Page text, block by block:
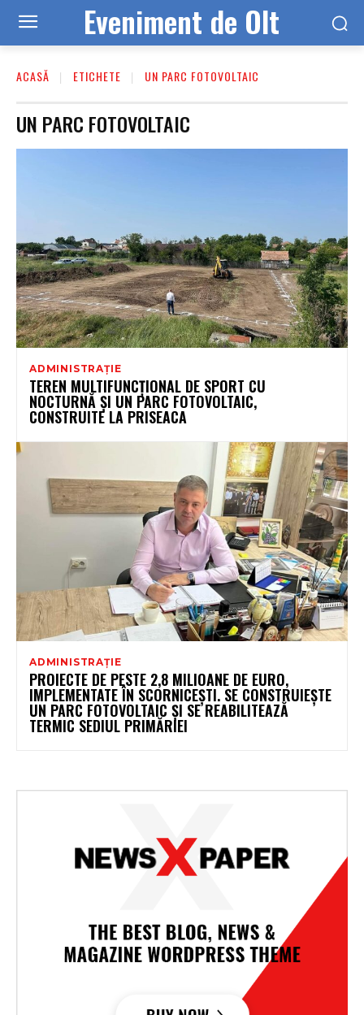
Eveniment de Olt
ACASĂ ETICHETE UN PARC FOTOVOLTAIC
UN PARC FOTOVOLTAIC
ADMINISTRAȚIE
TEREN MULTIFUNCȚIONAL DE SPORT CU
NOCTURNĂ ȘI UN PARC FOTOVOLTAIC,
CONSTRUITE LA PRISEACA
ADMINISTRAȚIE
PROIECTE DE PESTE 2,8 MILIOANE DE EURO,
IMPLEMENTATE ÎN SCORNICEȘTI. SE CONSTRUIEȘTE
UN PARC FOTOVOLTAIC ȘI SE REABILITEAZĂ
TERMIC SEDIUL PRIMĂRIEI